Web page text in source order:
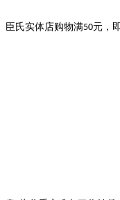
臣氏实体店购物满50元，